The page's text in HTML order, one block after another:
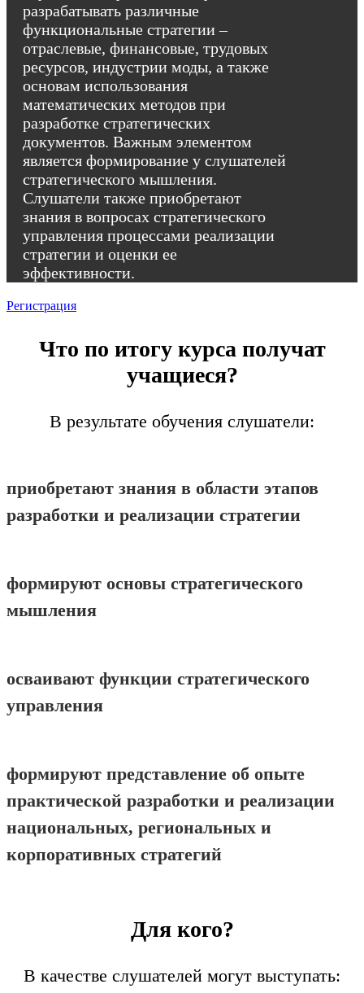
разрабатывать различные
функциональные стратегии –
отраслевые, финансовые, трудовых
ресурсов, индустрии моды, а также
основам использования
математических методов при
разработке стратегических
документов. Важным элементом
является формирование у слушателей
стратегического мышления.
Слушатели также приобретают
знания в вопросах стратегического
управления процессами реализации
стратегии и оценки ее
эффективности.
Регистрация
Что по итогу курса получат
учащиеся?
В результате обучения слушатели:
приобретают знания в области этапов
разработки и реализации стратегии
формируют основы стратегического
мышления
осваивают функции стратегического
управления
формируют представление об опыте
практической разработки и реализации
национальных, региональных и
корпоративных стратегий
Для кого?
В качестве слушателей могут выступать: